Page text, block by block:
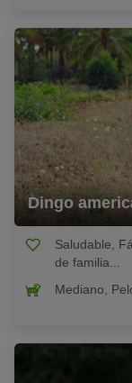
Dingo
Saludable,
de familia...
Mediano,